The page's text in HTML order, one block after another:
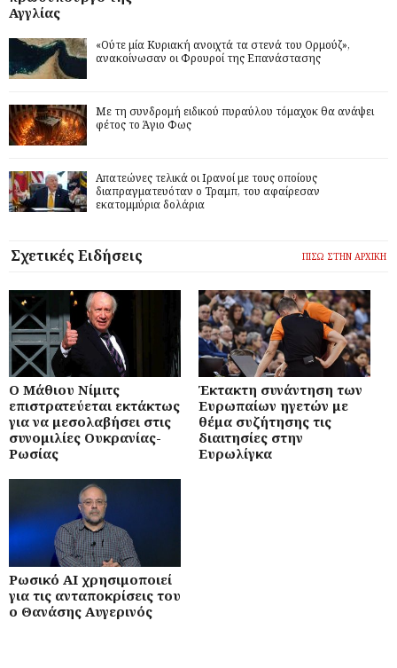
Αγγλίας
«Ούτε μία Κυριακή ανοιχτά τα στενά του Ορμούζ»,
ανακοίνωσαν οι Φρουροί της Επανάστασης
Με τη συνδρομή ειδικού πυραύλου τόμαχοκ θα ανάψει
φέτος το Άγιο Φως
Απατεώνες τελικά οι Ιρανοί με τους οποίους
διαπραγματευόταν ο Τραμπ, του αφαίρεσαν
εκατομμύρια δολάρια
Σχετικές Ειδήσεις ΠΙΣΩ ΣΤΗΝ ΑΡΧΙΚΗ
Ο Μάθιου Νίμιτς
επιστρατεύεται εκτάκτως
για να μεσολαβήσει στις
συνομιλίες Ουκρανίας-
Ρωσίας
Έκτακτη συνάντηση των
Ευρωπαίων ηγετών με
θέμα συζήτησης τις
διαιτησίες στην
Ευρωλίγκα
Ρωσικό AI χρησιμοποιεί
για τις ανταποκρίσεις του
ο Θανάσης Αυγερινός